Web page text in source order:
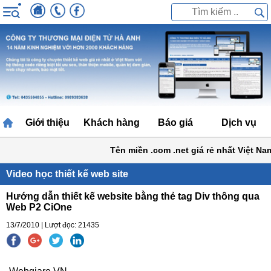
Giới thiệu Khách hàng Báo giá Dịch vụ
Tên miền .com .net giá rẻ nhất Việt
Video học thiết kế web site
Hướng dẫn thiết kế website bằng thẻ tag Div thông qua
Web P2 CiOne
13/7/2010 | Lượt đọc: 21435